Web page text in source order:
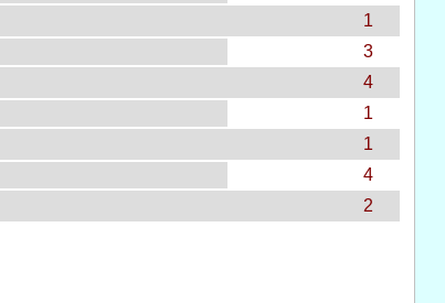
1
3
4
1
1
4
2